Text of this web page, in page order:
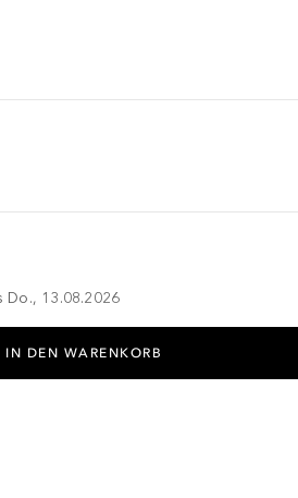
Do., 13.08.2026
IN DEN WARENKORB